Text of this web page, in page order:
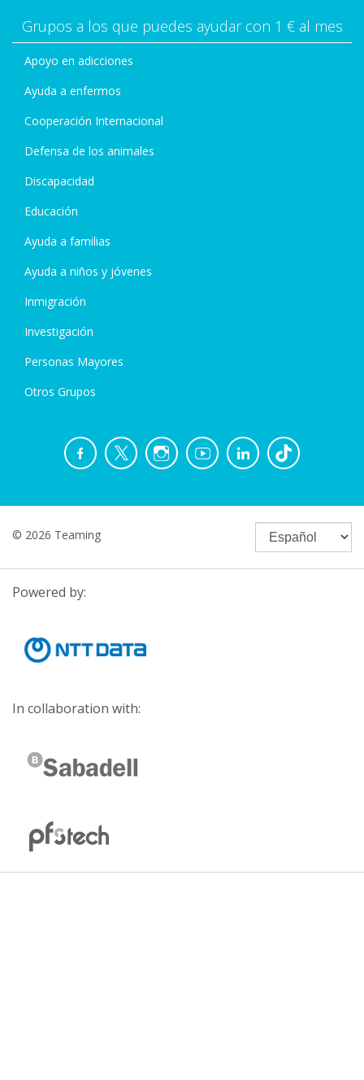
Grupos a los que puedes ayudar con 1 € al mes
Apoyo en adicciones
Ayuda a enfermos
Cooperación Internacional
Defensa de los animales
Discapacidad
Educación
Ayuda a familias
Ayuda a niños y jóvenes
Inmigración
Investigación
Personas Mayores
Otros Grupos
© 2026 Teaming
Powered by:
In collaboration with: